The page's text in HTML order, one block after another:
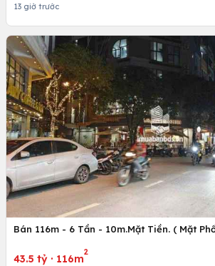
13 giờ trước
Bán 116m - 6 Tần - 10m.Mặt Tiền. ( Mặt
43.5 tỷ · 116m
2